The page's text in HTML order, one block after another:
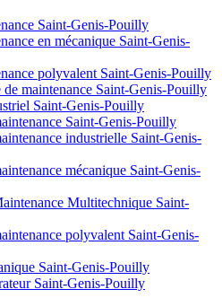
Saint-Genis-Pouilly
en mécanique Saint-Genis-
polyvalent Saint-Genis-Pouilly
maintenance Saint-Genis-Pouilly
Saint-Genis-Pouilly
Saint-Genis-Pouilly
industrielle Saint-Genis-
mécanique Saint-Genis-
Multitechnique Saint-
polyvalent Saint-Genis-
Saint-Genis-Pouilly
Saint-Genis-Pouilly